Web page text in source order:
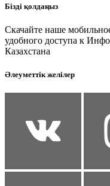
Бізді қолдаңыз
Скачайте наше
удобного доступа к
Казахстана
Әлеуметтік желілер